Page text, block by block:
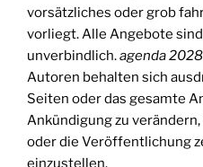
vorsätzliches oder grob
vorliegt. Alle Angebote
unverbindlich.agenda 2028
Autoren behalten sich
Seiten oder das gesamte
Ankündigung zu
oder die Veröffentlichung
einzustellen.